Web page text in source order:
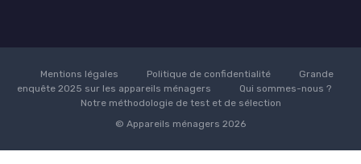
Mentions légales Politique de confidentialité
Grande
enquête 2025 sur les appareils ménagers
Qui sommes-nous ?
Notre méthodologie de test et de sélection
© Appareils ménagers 2026